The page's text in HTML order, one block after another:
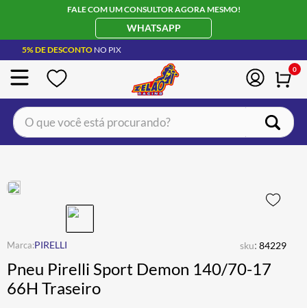
FALE COM UM CONSULTOR AGORA MESMO!
WHATSAPP
5% DE DESCONTO NO PIX
0
O que você está procurando?
PIRELLI sku: 84229
Pneu Pirelli Sport Demon 140/70-17
66H Traseiro
JAQUETA
4º ÓCULOS SOLAR
5º LUVA
6º BAU